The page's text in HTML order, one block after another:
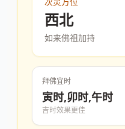
西北
如来佛祖加持
拜佛宜时
寅时,卯时,午时
吉时效果更佳